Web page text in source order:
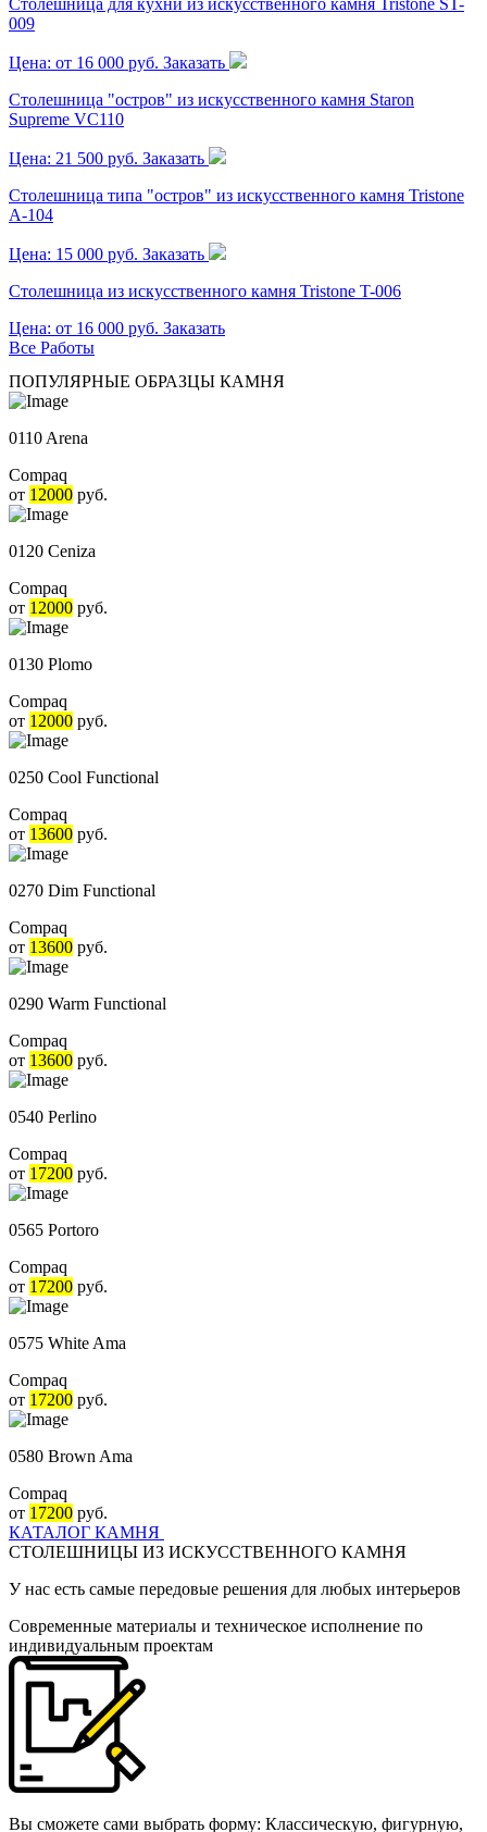
009
Цена: от 16 000 руб. Заказать
Столешница "остров" из искусственного камня Staron
Supreme VC110
Цена: 21 500 руб. Заказать
Столешница типа "остров" из искусственного камня Tristone
A-104
Цена: 15 000 руб. Заказать
Столешница из искусственного камня Tristone T-006
Цена: от 16 000 руб. Заказать
Все Работы
ПОПУЛЯРНЫЕ ОБРАЗЦЫ КАМНЯ
0110 Arena
Compaq
от 12000 руб.
0120 Ceniza
Compaq
от 12000 руб.
0130 Plomo
Compaq
от 12000 руб.
0250 Cool Functional
Compaq
от 13600 руб.
0270 Dim Functional
Compaq
от 13600 руб.
0290 Warm Functional
Compaq
от 13600 руб.
0540 Perlino
Compaq
от 17200 руб.
0565 Portoro
Compaq
от 17200 руб.
0575 White Ama
Compaq
от 17200 руб.
0580 Brown Ama
Compaq
от 17200 руб.
КАТАЛОГ КАМНЯ
СТОЛЕШНИЦЫ ИЗ ИСКУССТВЕННОГО КАМНЯ
У нас есть самые передовые решения для любых интерьеров
Cовременные материалы и техническое исполнение по
индивидуальным проектам
Вы сможете сами выбрать форму: Классическую, фигурную,